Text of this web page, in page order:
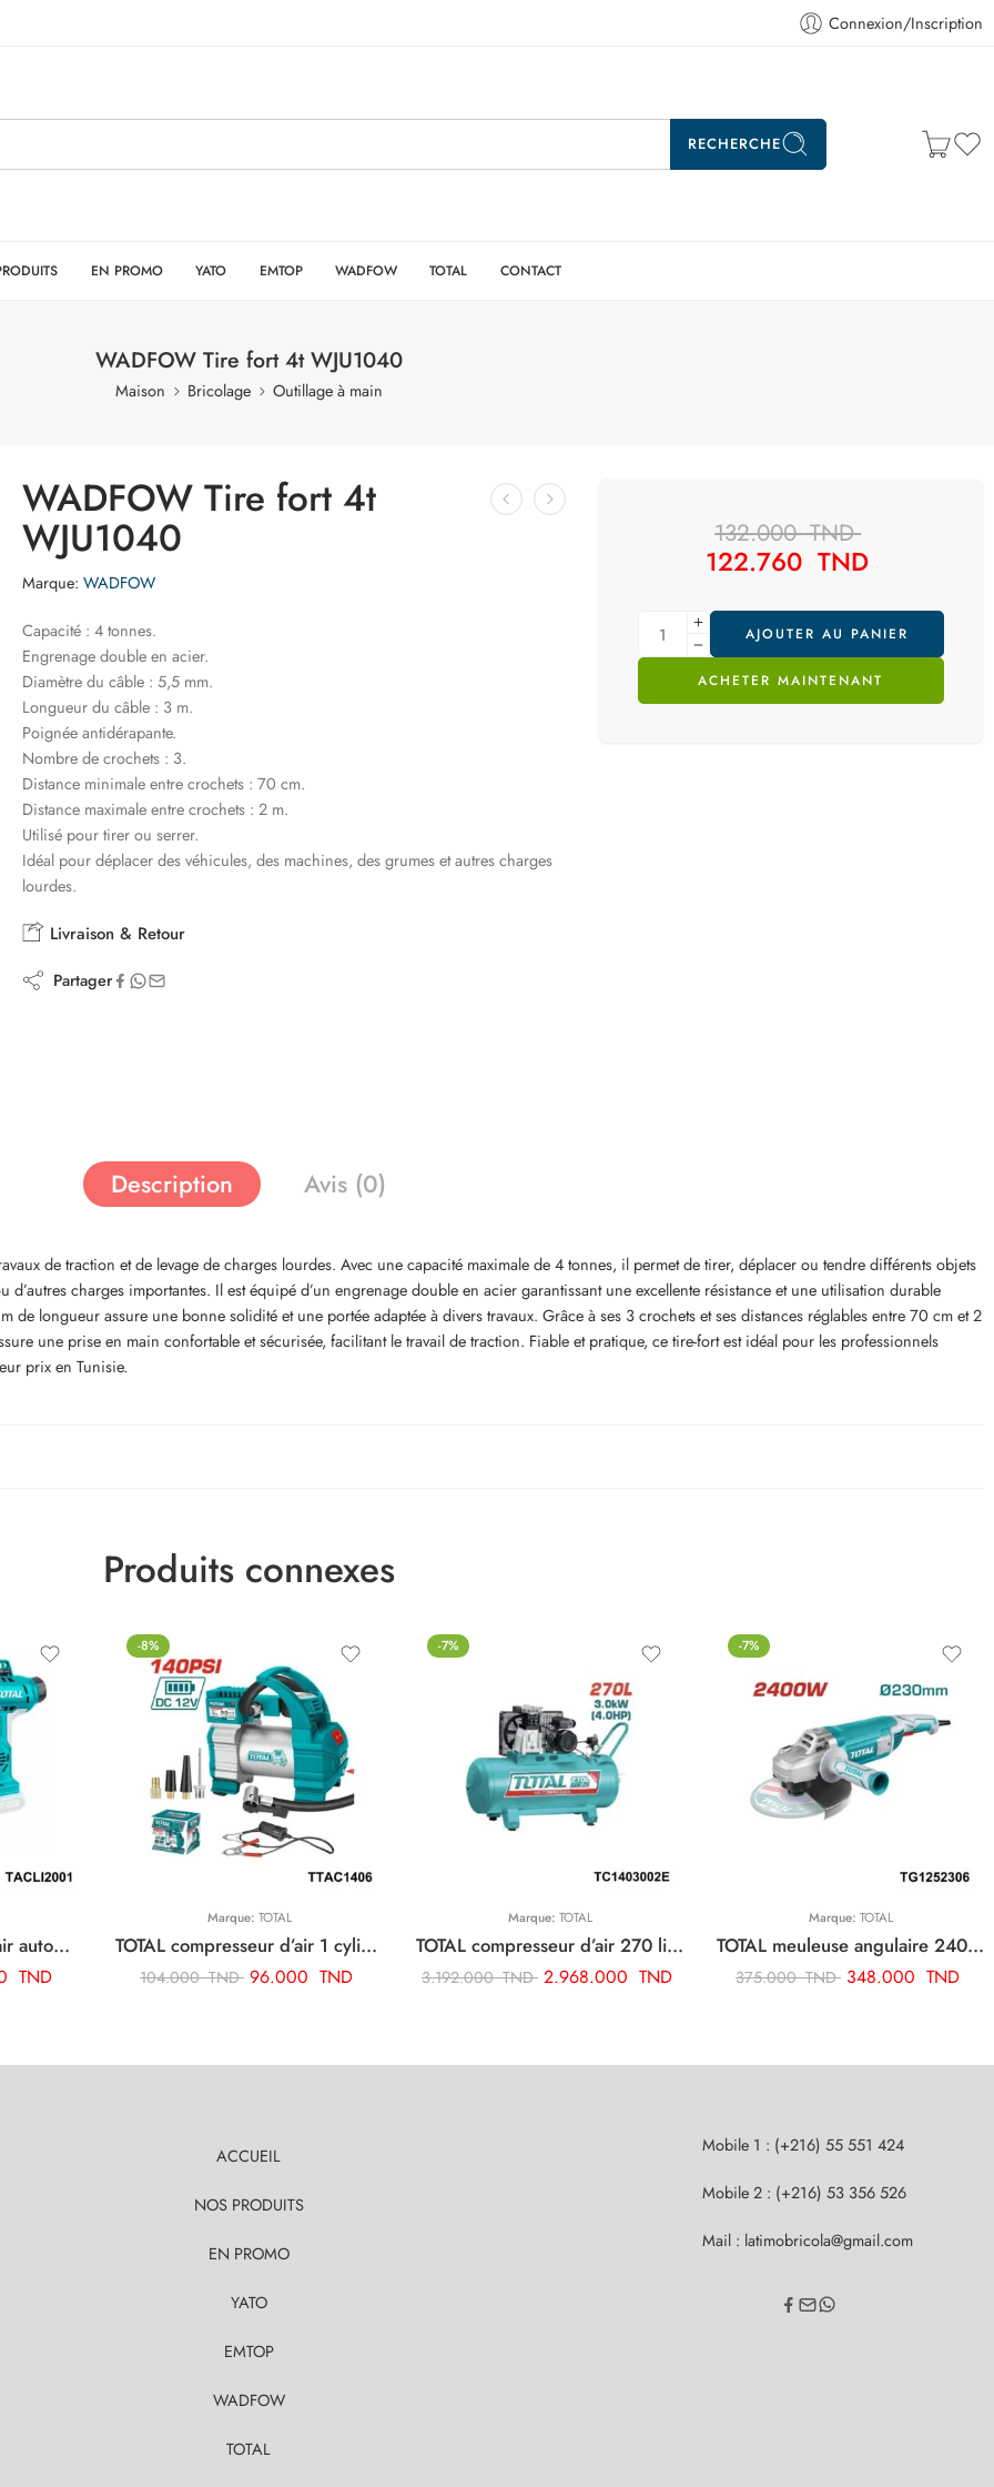
Connexion/Inscription
RECHERCHE
EN PROMO YATO EMTOP WADFOW TOTAL CONTACT
WADFOW Tire fort 4t WJU1040
Maison Bricolage Outillage à main
WADFOW Tire fort 4t
WJU1040
Marque: WADFOW
Capacité : 4 tonnes.
Engrenage double en acier.
Diamètre du câble : 5,5 mm.
Longueur du câble : 3 m.
Poignée antidérapante.
Nombre de crochets : 3.
Distance minimale entre crochets : 70 cm.
Distance maximale entre crochets : 2 m.
Utilisé pour tirer ou serrer.
Idéal pour déplacer des véhicules, des machines, des grumes et autres charges
lourdes.
Livraison & Retour
Partager
132.000TND
122.760 TND
AJOUTER AU PANIER
ACHETER MAINTENANT
Description Avis (0)
de traction et de levage de charges lourdes. Avec une capacité maximale de 4 tonnes, il permet de tirer, déplacer ou tendre différents objets
charges importantes. Il est équipé d’un engrenage double en acier garantissant une excellente résistance et une utilisation durable
longueur assure une bonne solidité et une portée adaptée à divers travaux. Grâce à ses 3 crochets et ses distances réglables entre 70 cm et 2
une prise en main confortable et sécurisée, facilitant le travail de traction. Fiable et pratique, ce tire-fort est idéal pour les professionnels
prix en Tunisie.
Produits connexes
TOTAL compresseur d’air automatique sans fil TACLI2001
TND
-8%
Marque: TOTAL
TOTAL compresseur d’air 1 cylindre TTAC1406
104.000TND 96.000 TND
-7%
Marque: TOTAL
TOTAL compresseur d’air 270 litre TC1403002E
3.192.000TND 2.968.000 TND
-7%
Marque: TOTAL
TOTAL meuleuse angulaire 2400w-230mm TG1252306
375.000TND 348.000 TND
ACCUEIL
NOS PRODUITS
EN PROMO
YATO
EMTOP
WADFOW
TOTAL
Mobile 1 : (+216) 55 551 424
Mobile 2 : (+216) 53 356 526
Mail : latimobricola@gmail.com